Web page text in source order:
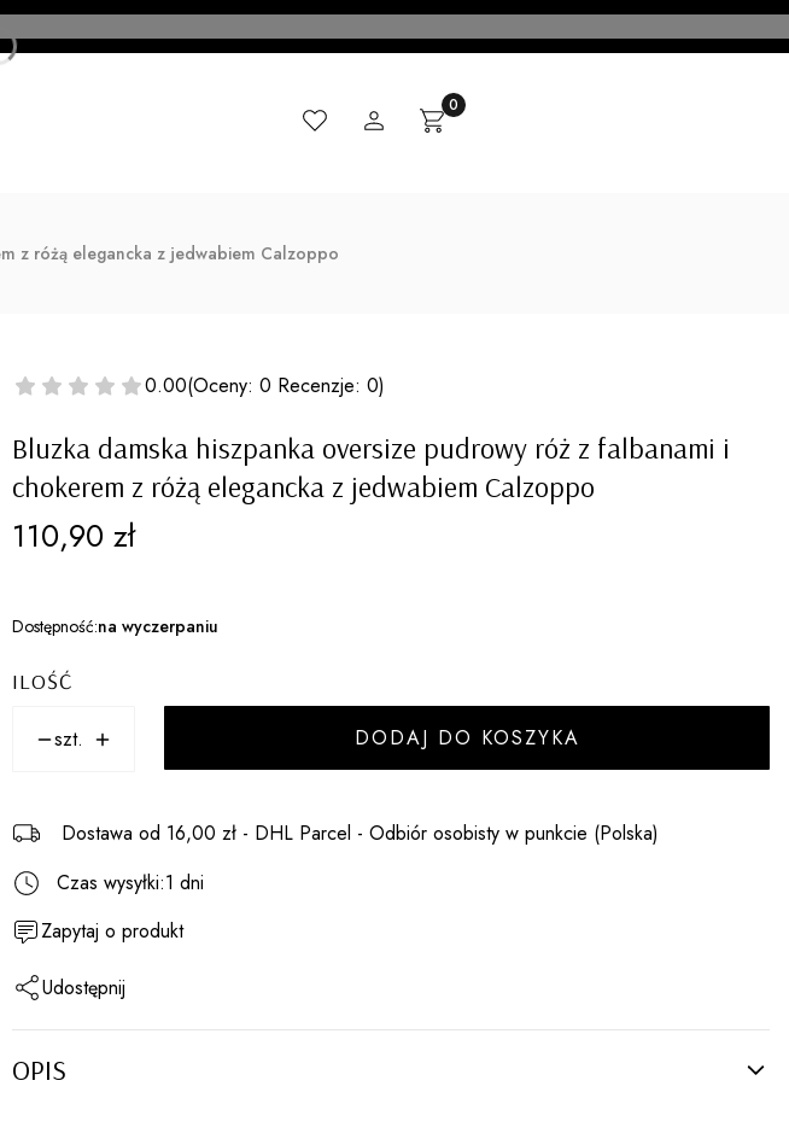
MADE IN ITALY
UlubioneZaloguj sięProdukty w koszyku: 0. Zobacz szczegóły
Koszyk
z różą elegancka z jedwabiem Calzoppo
0.00(Oceny: 0 Recenzje: 0)
Bluzka damska hiszpanka oversize pudrowy róż z falbanami i
chokerem z różą elegancka z jedwabiem Calzoppo
Cena
110,90 zł
Dostępność:na wyczerpaniu
ILOŚĆ
szt. DODAJ DO KOSZYKA
Dostawa od 16,00 zł - DHL Parcel - Odbiór osobisty w punkcie (Polska)
Czas wysyłki:1 dni
Zapytaj o produkt
Udostępnij
OPIS